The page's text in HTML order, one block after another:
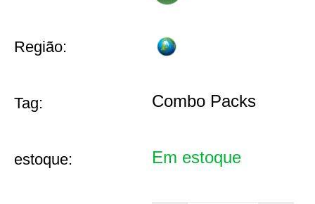
Região:
Tag: Combo Packs
estoque: Em estoque